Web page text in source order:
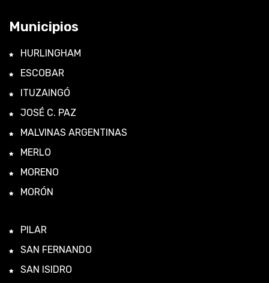
Municipios
HURLINGHAM
ESCOBAR
ITUZAINGÓ
JOSÉ C. PAZ
MALVINAS ARGENTINAS
MERLO
MORENO
MORÓN
PILAR
SAN FERNANDO
SAN ISIDRO